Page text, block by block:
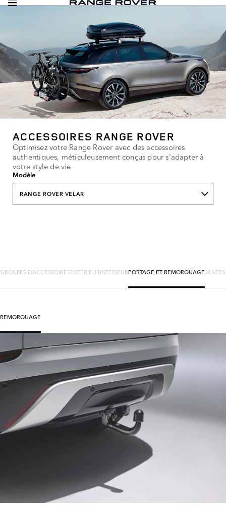
ACCESSOIRES RANGE ROVER
Optimisez votre Range Rover avec des accessoires
authentiques, méticuleusement conçus pour s'adapter à
votre style de vie.
Modèle
RANGE ROVER VELAR
GROUPES D’ACCESSOIRESEXTÉRIEURINTÉRIEURPORTAGE ET REMORQUAGE
REMORQUAGE